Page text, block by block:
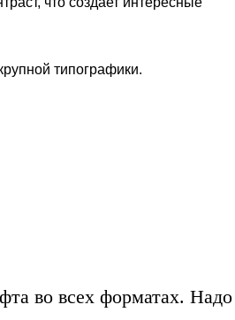
типографики.
во всех форматах.